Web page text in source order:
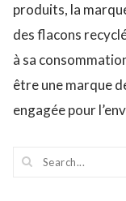
produits, la
des flacons
à sa
être une marque
engagée pour